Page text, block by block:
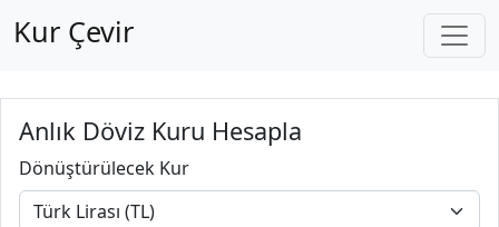
Kur Çevir
Anlık Döviz Kuru Hesapla
Dönüştürülecek Kur